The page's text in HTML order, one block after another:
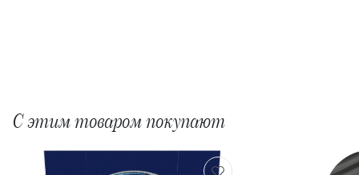
С этим товаром покупают